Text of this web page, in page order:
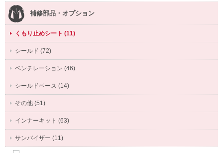
補修部品・オプション
くもり止めシート (11)
シールド (72)
ベンチレーション (46)
シールドベース (14)
その他 (51)
インナーキット (63)
サンバイザー (11)